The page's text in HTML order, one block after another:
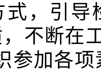
式，引导
不断在
参加各